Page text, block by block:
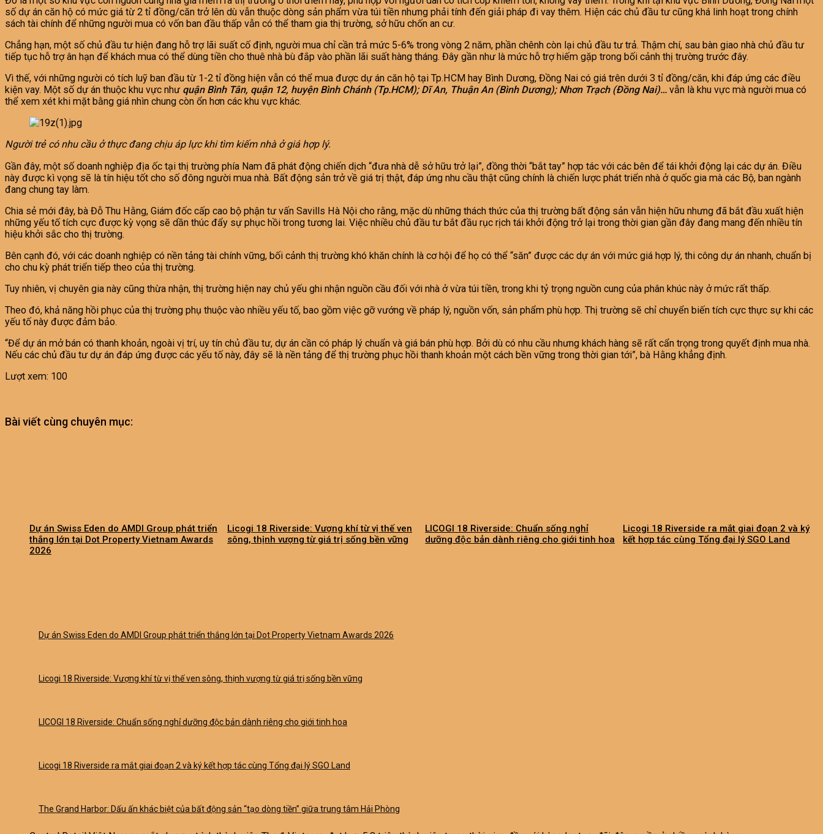
số dự án căn hộ có mức giá từ 2 tỉ đồng/căn trở lên dù vẫn thuộc dòng sản phẩm vừa túi tiền nhưng phải tính đến giải pháp đi vay thêm. Hiện các chủ đầu tư cũng khá linh hoạt trong chính
sách tài chính để những người mua có vốn ban đầu thấp vẫn có thể tham gia thị trường, sở hữu chốn an cư.
Chẳng hạn, một số chủ đầu tư hiện đang hỗ trợ lãi suất cố định, người mua chỉ cần trả mức 5-6% trong vòng 2 năm, phần chênh còn lại chủ đầu tư trả. Thậm chí, sau bàn giao nhà chủ đầu tư
tiếp tục hỗ trợ ân hạn để khách mua có thể dùng tiền cho thuê nhà bù đắp vào phần lãi suất hàng tháng. Đây gần như là mức hỗ trợ hiếm gặp trong bối cảnh thị trường trước đây.
Vì thế, với những người có tích luỹ ban đầu từ 1-2 tỉ đồng hiện vẫn có thể mua được dự án căn hộ tại Tp.HCM hay Bình Dương, Đồng Nai có giá trên dưới 3 tỉ đồng/căn, khi đáp ứng các điều
kiện vay. Một số dự án thuộc khu vực như quận Bình Tân, quận 12, huyện Bình Chánh (Tp.HCM); Dĩ An, Thuận An (Bình Dương); Nhơn Trạch (Đồng Nai)… vẫn là khu vực mà người mua có
thể xem xét khi mặt bằng giá nhìn chung còn ổn hơn các khu vực khác.
Người trẻ có nhu cầu ở thực đang chịu áp lực khi tìm kiếm nhà ở giá hợp lý.
Gần đây, một số doanh nghiệp địa ốc tại thị trường phía Nam đã phát động chiến dịch “đưa nhà dễ sở hữu trở lại”, đồng thời “bắt tay” hợp tác với các bên để tái khởi động lại các dự án. Điều
này được kì vọng sẽ là tín hiệu tốt cho số đông người mua nhà. Bất động sản trở về giá trị thật, đáp ứng nhu cầu thật cũng chính là chiến lược phát triển nhà ở quốc gia mà các Bộ, ban ngành
đang chung tay làm.
Chia sẻ mới đây, bà Đỗ Thu Hằng, Giám đốc cấp cao bộ phận tư vấn Savills Hà Nội cho rằng, mặc dù những thách thức của thị trường bất động sản vẫn hiện hữu nhưng đã bắt đầu xuất hiện
những yếu tố tích cực được kỳ vọng sẽ dần thúc đẩy sự phục hồi trong tương lai. Việc nhiều chủ đầu tư bắt đầu rục rịch tái khởi động trở lại trong thời gian gần đây đang mang đến nhiều tín
hiệu khởi sắc cho thị trường.
Bên cạnh đó, với các doanh nghiệp có nền tảng tài chính vững, bối cảnh thị trường khó khăn chính là cơ hội để họ có thể “săn” được các dự án với mức giá hợp lý, thi công dự án nhanh, chuẩn bị
cho chu kỳ phát triển tiếp theo của thị trường.
Tuy nhiên, vị chuyên gia này cũng thừa nhận, thị trường hiện nay chủ yếu ghi nhận nguồn cầu đối với nhà ở vừa túi tiền, trong khi tỷ trọng nguồn cung của phân khúc này ở mức rất thấp.
Theo đó, khả năng hồi phục của thị trường phụ thuộc vào nhiều yếu tố, bao gồm việc gỡ vướng về pháp lý, nguồn vốn, sản phẩm phù hợp. Thị trường sẽ chỉ chuyển biến tích cực thực sự khi các
yếu tố này được đảm bảo.
“Để dự án mở bán có thanh khoản, ngoài vị trí, uy tín chủ đầu tư, dự án cần có pháp lý chuẩn và giá bán phù hợp. Bởi dù có nhu cầu nhưng khách hàng sẽ rất cẩn trọng trong quyết định mua nhà.
Nếu các chủ đầu tư dự án đáp ứng được các yếu tố này, đây sẽ là nền tảng để thị trường phục hồi thanh khoản một cách bền vững trong thời gian tới”, bà Hằng khẳng định.
Lượt xem: 100
Bài viết cùng chuyên mục:
Dự án Swiss Eden do AMDI Group phát triển
thắng lớn tại Dot Property Vietnam Awards
2026
Licogi 18 Riverside: Vượng khí từ vị thế ven
sông, thịnh vượng từ giá trị sống bền vững
LICOGI 18 Riverside: Chuẩn sống nghỉ
dưỡng độc bản dành riêng cho giới tinh hoa
Licogi 18 Riverside ra mắt giai đoạn 2 và ký
kết hợp tác cùng Tổng đại lý SGO Land
Dự án Swiss Eden do AMDI Group phát triển thắng lớn tại Dot Property Vietnam Awards 2026
Licogi 18 Riverside: Vượng khí từ vị thế ven sông, thịnh vượng từ giá trị sống bền vững
LICOGI 18 Riverside: Chuẩn sống nghỉ dưỡng độc bản dành riêng cho giới tinh hoa
Licogi 18 Riverside ra mắt giai đoạn 2 và ký kết hợp tác cùng Tổng đại lý SGO Land
The Grand Harbor: Dấu ấn khác biệt của bất động sản “tạo dòng tiền” giữa trung tâm Hải Phòng